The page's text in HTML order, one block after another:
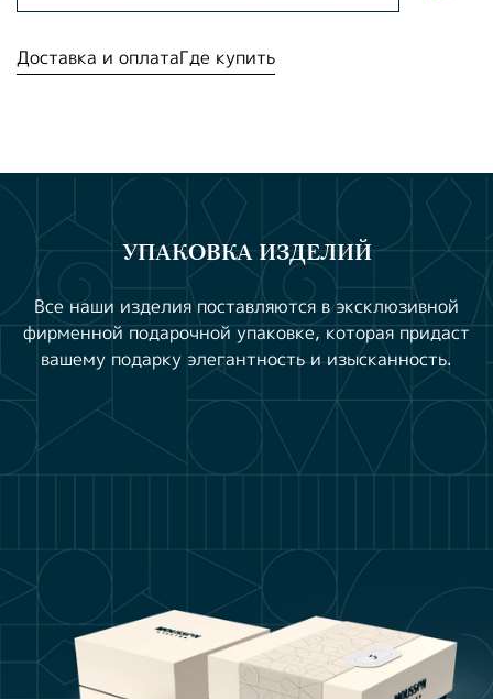
Доставка и оплатаГде купить
УПАКОВКА ИЗДЕЛИЙ
Все наши изделия поставляются в эксклюзивной
фирменной подарочной упаковке, которая придаст
вашему подарку элегантность и изысканность.